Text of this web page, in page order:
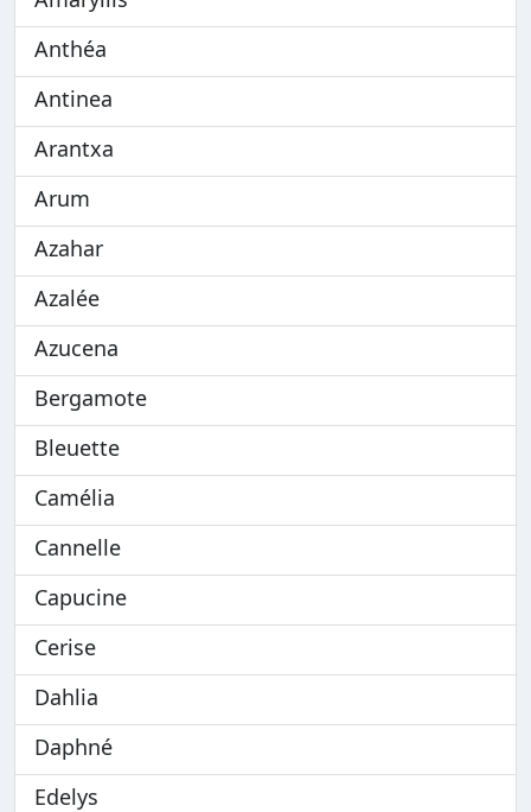
Anthéa
Antinea
Arantxa
Arum
Azahar
Azalée
Azucena
Bergamote
Bleuette
Camélia
Cannelle
Capucine
Cerise
Dahlia
Daphné
Edelys